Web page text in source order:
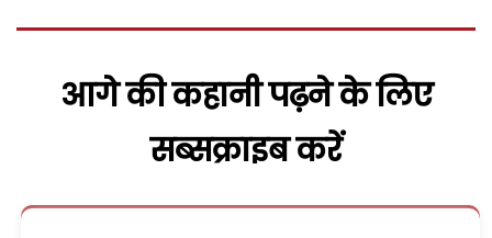
आगे की कहानी पढ़ने के लिए
सब्सक्राइब करें